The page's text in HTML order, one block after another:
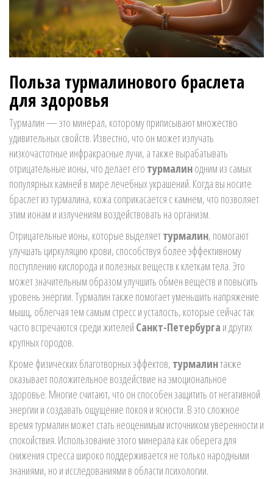
Польза турмалинового браслета
для здоровья
Турмалин — это минерал, которому приписывают множество
удивительных свойств. Известно, что он может излучать
низкочастотные инфракрасные лучи, а также вырабатывать
отрицательные ионы, что делает его турмалинодним из самых
популярных камней в мире лечебных украшений. Когда вы носите
браслет из турмалина, кожа соприкасается с камнем, что позволяет
этим ионам и излучениям воздействовать на организм.
Отрицательные ионы, которые выделяеттурмалин, помогают
улучшать циркуляцию крови, способствуя более эффективному
поступлению кислорода и полезных веществ к клеткам тела. Это
может значительным образом улучшить обмен веществ и повысить
уровень энергии. Турмалин также помогает уменьшить напряжение
мышц, облегчая тем самым стресс и усталость, которые сейчас так
часто встречаются среди жителей Санкт-Петербурга и других
крупных городов.
Кроме физических благотворных эффектов, турмалинтакже
оказывает положительное воздействие на эмоциональное
здоровье. Многие считают, что он способен защитить от негативной
энергии и создавать ощущение покоя и ясности. В это сложное
время турмалин может стать неоценимым источником уверенности и
спокойствия. Использование этого минерала как оберега для
снижения стресса широко поддерживается не только народными
знаниями, но и исследованиями в области психологии.